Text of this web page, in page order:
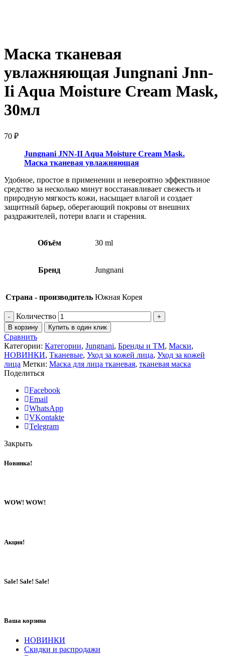
Маска тканевая
увлажняющая Jungnani Jnn-
Ii Aqua Moisture Cream Mask,
30мл
70 ₽
Jungnani JNN-II Aqua Moisture Cream Mask.
Маска тканевая увлажняющая
Удобное, простое в применении и невероятно эффективное
средство за несколько минут восстанавливает свежесть и
природную мягкость кожи, насыщает влагой и создает
защитный барьер, оберегающий покровы от внешних
раздражителей, потери влаги и старения.
Объём 30 ml
Бренд Jungnani
Страна - производитель Южная Корея
Количество
В корзину Купить в один клик
Сравнить
Категории: Категории, Jungnani, Бренды и ТМ, Маски,
НОВИНКИ, Тканевые, Уход за кожей лица, Уход за кожей
лица Метки: Маска для лица тканевая, тканевая маска
Поделиться
Facebook
Email
WhatsApp
VKontakte
Telegram
Закрыть
Новинка!
WOW! WOW!
Акция!
Sale! Sale! Sale!
Ваша корзина
НОВИНКИ
Скидки и распродажи